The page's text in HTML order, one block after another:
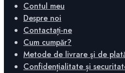
Contul meu
Despre noi
Contactați-ne
Cum cumpăr?
Metode de livrare şi de
Confidențialitate și